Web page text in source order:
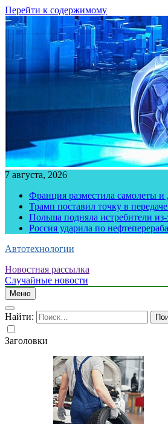
Перейти к содержимому
7 августа, 2026
Франция разместила самолеты
Трамп поставил точку в
Польша подняла истребители из-
Россия ударила по
Автотехнологии
Новостная рассылка
Случайные новости
Меню
Найти:
Заголовки